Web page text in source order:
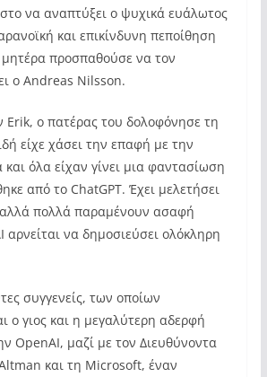
να αναπτύξει ο ψυχικά ευάλωτος
και επικίνδυνη πεποίθηση
μητέρα προσπαθούσε να τον
ο Andreas Nilsson.
ο πατέρας του δολοφόνησε τη
είχε χάσει την επαφή με την
όλα είχαν γίνει μια φαντασίωση
από το ChatGPT. Έχει μελετήσει
αλλά πολλά παραμένουν ασαφή
αρνείται να δημοσιεύσει ολόκληρη
συγγενείς, των οποίων
ο γιος και η μεγαλύτερη αδερφή
OpenAI, μαζί με τον Διευθύνοντα
και τη Microsoft, έναν